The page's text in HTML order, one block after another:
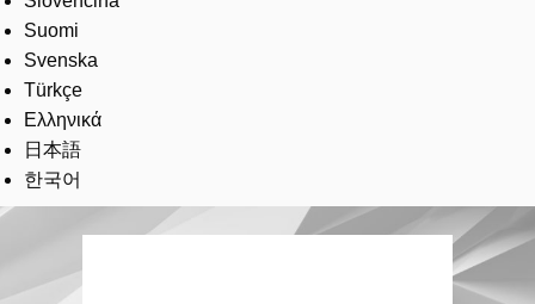
Suomi
Svenska
Türkçe
Ελληνικά
日本語
한국어